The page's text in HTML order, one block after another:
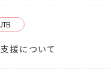
JTB
援について